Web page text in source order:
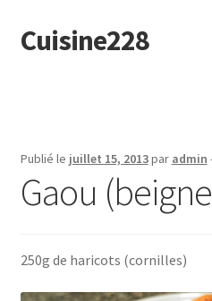
Aller
à
Aller
au
Cuisine228
Publié le juillet 15, 2013par admin
Gaou
250g de haricots (cornilles)